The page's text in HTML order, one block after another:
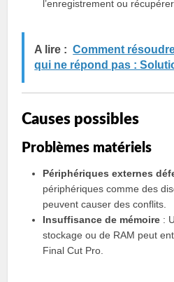
l’enregistrement ou
A lire : Comment
qui ne répond pas :
Causes possibles
Problèmes matériels
Périphériques externes
périphériques comme des
peuvent causer des conflits.
Insuffisance de mémoire :
stockage ou de RAM peut
Final Cut Pro.